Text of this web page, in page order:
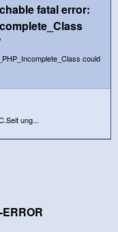
fatal error:
could
ung...